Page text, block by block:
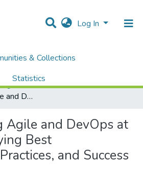
Log In
& Collections
Statistics
All of DSpace
Dissertations & Theses الرسائل الجامعية
Computer Science علم الحاسوب
Implementing Agile and DevOps at Scale: Identifying Best Frameworks, Practices, and Success Factors.
Agile and DevOps at
Best
and Success